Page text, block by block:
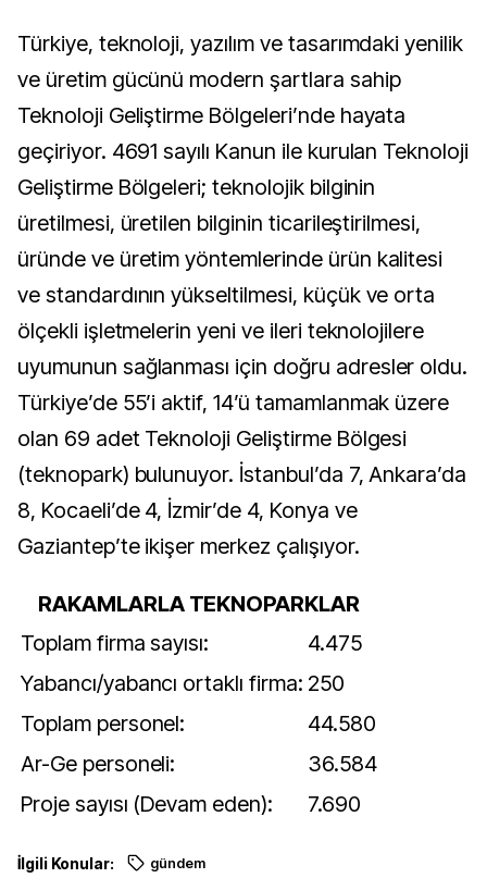
Türkiye, teknoloji, yazılım ve tasarımdaki yenilik
ve üretim gücünü modern şartlara sahip
Teknoloji Geliştirme Bölgeleri’nde hayata
geçiriyor. 4691 sayılı Kanun ile kurulan Teknoloji
Geliştirme Bölgeleri; teknolojik bilginin
üretilmesi, üretilen bilginin ticarileştirilmesi,
üründe ve üretim yöntemlerinde ürün kalitesi
ve standardının yükseltilmesi, küçük ve orta
ölçekli işletmelerin yeni ve ileri teknolojilere
uyumunun sağlanması için doğru adresler oldu.
Türkiye’de 55’i aktif, 14’ü tamamlanmak üzere
olan 69 adet Teknoloji Geliştirme Bölgesi
(teknopark) bulunuyor. İstanbul’da 7, Ankara’da
8, Kocaeli’de 4, İzmir’de 4, Konya ve
Gaziantep’te ikişer merkez çalışıyor.
RAKAMLARLA TEKNOPARKLAR
Toplam firma sayısı:
4.475
Yabancı/yabancı ortaklı firma: 250
Toplam personel:
44.580
Ar-Ge personeli:
36.584
Proje sayısı (Devam eden):
7.690
İlgili Konular: gündem